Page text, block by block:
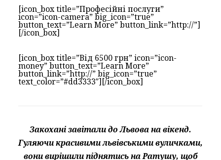
[icon_box title=”Професійні послуги”
icon=”icon-camera” big_icon=”true”
button_text=”Learn More” button_link=”http://”]
[/icon_box]
[icon_box title=”Від 6500 грн” icon=”icon-
money” button_text=”Learn More”
button_link=”http://” big_icon=”true”
text_color=”#dd3333″][/icon_box]
Закохані завітали до Львова на вікенд.
Гуляючи красивими львівськими вуличками,
вони вирішили піднятись на Ратушу, щоб